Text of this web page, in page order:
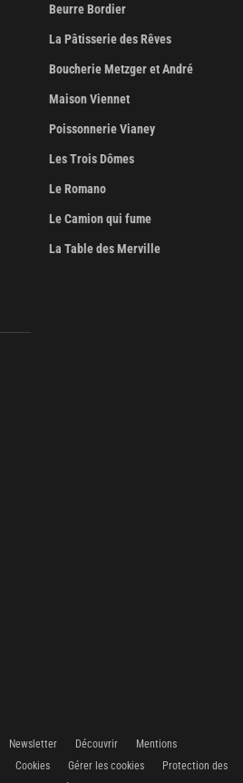
Beurre Bordier
La Pâtisserie des Rêves
Boucherie Metzger et André
Maison Viennet
Poissonnerie Vianey
Les Trois Dômes
Le Romano
Le Camion qui fume
La Table des Merville
Newsletter Découvrir
Mentions
Cookies Gérer les cookies
Protection des